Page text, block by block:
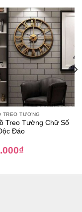
TREO TƯỜNG
Treo Tường Chữ Số
Đáo
₫